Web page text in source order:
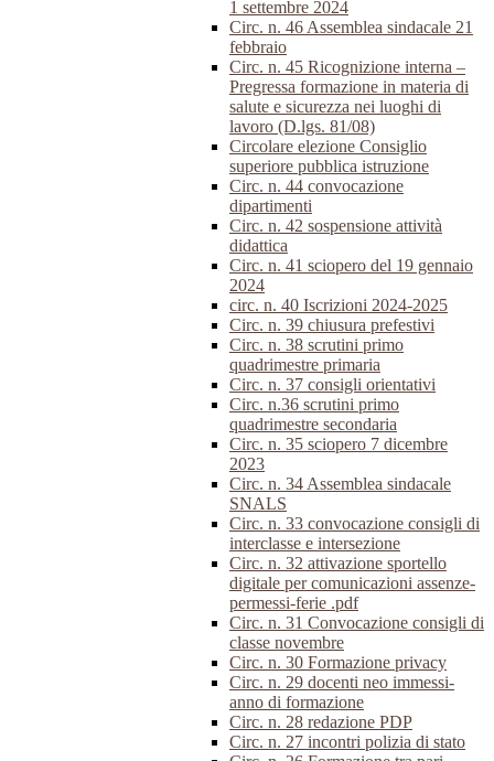
1 settembre 2024
Circ. n. 46 Assemblea sindacale 21
febbraio
Circ. n. 45 Ricognizione interna –
Pregressa formazione in materia di
salute e sicurezza nei luoghi di
lavoro (D.lgs. 81/08)
Circolare elezione Consiglio
superiore pubblica istruzione
Circ. n. 44 convocazione
dipartimenti
Circ. n. 42 sospensione attività
didattica
Circ. n. 41 sciopero del 19 gennaio
2024
circ. n. 40 Iscrizioni 2024-2025
Circ. n. 39 chiusura prefestivi
Circ. n. 38 scrutini primo
quadrimestre primaria
Circ. n. 37 consigli orientativi
Circ. n.36 scrutini primo
quadrimestre secondaria
Circ. n. 35 sciopero 7 dicembre
2023
Circ. n. 34 Assemblea sindacale
SNALS
Circ. n. 33 convocazione consigli di
interclasse e intersezione
Circ. n. 32 attivazione sportello
digitale per comunicazioni assenze-
permessi-ferie .pdf
Circ. n. 31 Convocazione consigli di
classe novembre
Circ. n. 30 Formazione privacy
Circ. n. 29 docenti neo immessi-
anno di formazione
Circ. n. 28 redazione PDP
Circ. n. 27 incontri polizia di stato